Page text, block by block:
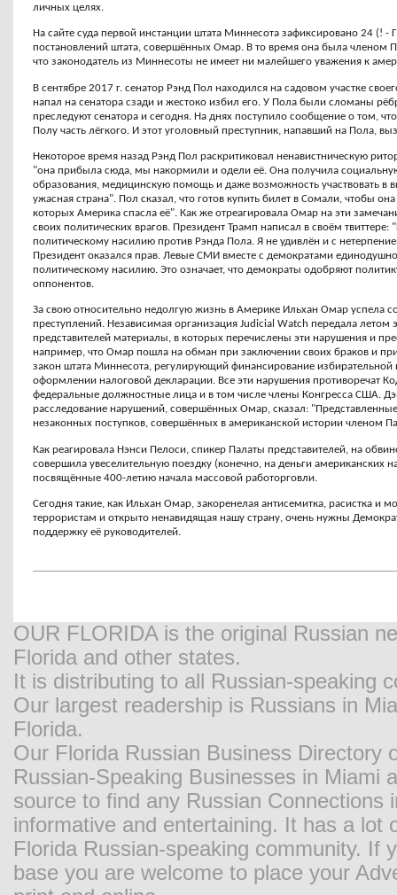
личных целях.
На сайте суда первой инстанции штата Миннесота зафиксировано 24 (! -
постановлений штата, совершённых Омар. В то время она была членом
что законодатель из Миннесоты не имеет ни малейшего уважения к
В сентябре 2017 г. сенатор Рэнд Пол находился на садовом участке
напал на сенатора сзади и жестоко избил его. У Пола были сломаны
преследуют сенатора и сегодня. На днях поступило сообщение о том,
Полу часть лёгкого. И этот уголовный преступник, напавший на Пола,
Некоторое время назад Рэнд Пол раскритиковал ненавистническую
"она прибыла сюда, мы накормили и одели её. Она получила
образования, медицинскую помощь и даже возможность участвовать в
ужасная страна". Пол сказал, что готов купить билет в Сомали, чтобы
которых Америка спасла её". Как же отреагировала Омар на эти
своих политических врагов. Президент Трамп написал в своём
политическому насилию против Рэнда Пола. Я не удивлён и с
Президент оказался прав. Левые СМИ вместе с демократами
политическому насилию. Это означает, что демократы одобряют
оппонентов.
За свою относительно недолгую жизнь в Америке Ильхан Омар успела
преступлений. Независимая организация Judicial Watch передала летом
представителей материалы, в которых перечислены эти нарушения и
например, что Омар пошла на обман при заключении своих браков и
закон штата Миннесота, регулирующий финансирование
оформлении налоговой декларации. Все эти нарушения противоречат
федеральные должностные лица и в том числе члены Конгресса США.
расследование нарушений, совершённых Омар, сказал:
незаконных поступков, совершённых в американской истории членом
Как реагировала Нэнси Пелоси, спикер Палаты представителей, на
совершила увеселительную поездку (конечно, на деньги американских
посвящённые 400-летию начала массовой работорговли.
Сегодня такие, как Ильхан Омар, закоренелая антисемитка, расистка и
террористам и открыто ненавидящая нашу страну, очень нужны
поддержку её руководителей.
OUR FLORIDA is the original Russian
Florida and other states.
It is distributing to all Russian-speaking
Our largest readership is Russians in
Florida.
Our Florida Russian Business Directory
Russian-Speaking Businesses in Miami
source to find any Russian
informative and entertaining. It has a
Florida Russian-speaking community. If
base you are welcome to place your